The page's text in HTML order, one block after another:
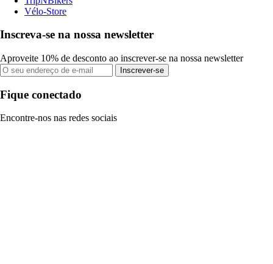
Vélo-Store
Inscreva-se na nossa newsletter
Aproveite 10% de desconto ao inscrever-se na nossa newsletter
Inscrever-se
Fique conectado
Encontre-nos nas redes sociais